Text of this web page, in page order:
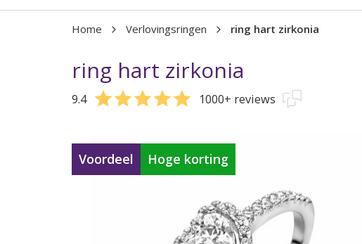
Home Verlovingsringen ring hart zirkonia
ring hart zirkonia
9.4 1000+ reviews
Voordeel Hoge korting